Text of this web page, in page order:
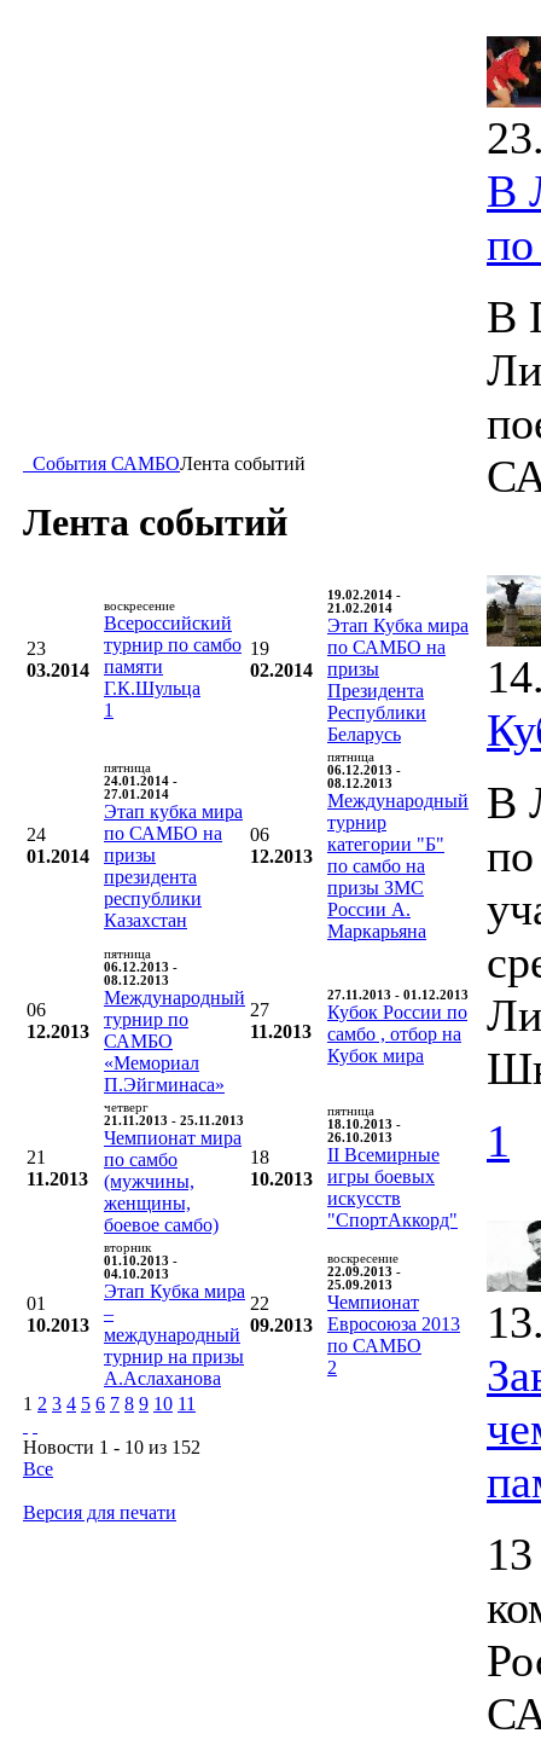
События САМБОЛента событий
Лента событий
23
03.2014
воскресение
Всероссийский
турнир по самбо
памяти
Г.К.Шульца
1
19
02.2014
19.02.2014 -
21.02.2014
Этап Кубка мира
по САМБО на
призы
Президента
Республики
Беларусь
24
01.2014
пятница
24.01.2014 -
27.01.2014
Этап кубка мира
по САМБО на
призы
президента
республики
Казахстан
06
12.2013
пятница
06.12.2013 -
08.12.2013
Международный
турнир
категории "Б"
по самбо на
призы ЗМС
России А.
Маркарьяна
06
12.2013
пятница
06.12.2013 -
08.12.2013
Международный
турнир по
САМБО
«Мемориал
П.Эйгминаса»
27
11.2013
27.11.2013 - 01.12.2013
Кубок России по
самбо , отбор на
Кубок мира
21
11.2013
четверг
21.11.2013 - 25.11.2013
Чемпионат мира
по самбо
(мужчины,
женщины,
боевое самбо)
18
10.2013
пятница
18.10.2013 -
26.10.2013
II Всемирные
игры боевых
искусств
"СпортАккорд"
01
10.2013
вторник
01.10.2013 -
04.10.2013
Этап Кубка мира
–
международный
турнир на призы
А.Аслаханова
22
09.2013
воскресение
22.09.2013 -
25.09.2013
Чемпионат
Евросоюза 2013
по САМБО
2
1 2 3 4 5 6 7 8 9 10 11
Новости 1 - 10 из 152
Все
Версия для печати
В
В
В
1